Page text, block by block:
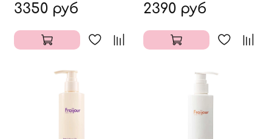
3350 руб 2390 руб